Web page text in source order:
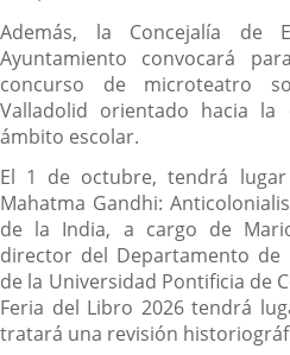
Además, la Concejalía de
Ayuntamiento convocará
concurso de microteatro
Valladolid orientado hacia la
ámbito escolar.
El 1 de octubre, tendrá
Mahatma Gandhi:
de la India, a cargo de
director del Departamento de
de la Universidad Pontificia de
Feria del Libro 2026 tendrá
tratará una revisión